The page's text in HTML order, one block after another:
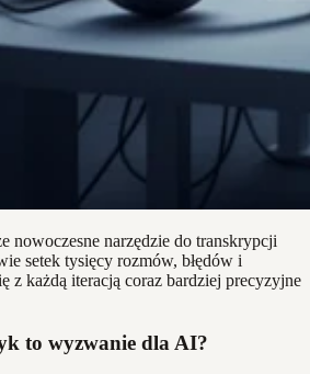
nowoczesne narzędzie do transkrypcji
setek tysięcy rozmów, błędów i
z każdą iteracją coraz bardziej precyzyjne
to wyzwanie dla AI?